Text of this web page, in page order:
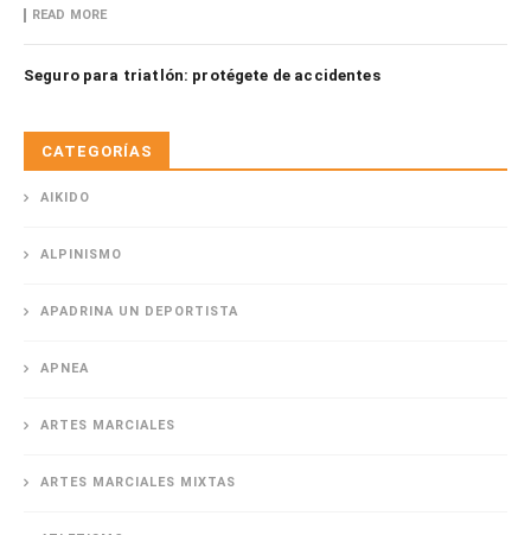
READ MORE
Seguro para triatlón: protégete de accidentes
CATEGORÍAS
AIKIDO
ALPINISMO
APADRINA UN DEPORTISTA
APNEA
ARTES MARCIALES
ARTES MARCIALES MIXTAS